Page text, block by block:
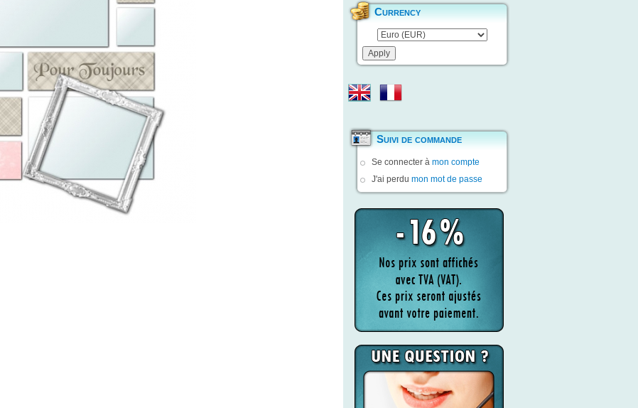
Currency
Suivi de commande
Se connecter à mon compte
J'ai perdu mon mot de passe